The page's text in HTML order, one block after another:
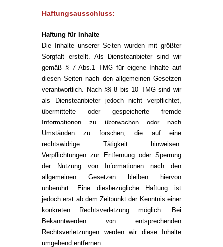
Haftungsausschluss:
Haftung für Inhalte
Die Inhalte unserer Seiten wurden mit größter
Sorgfalt erstellt. Als Diensteanbieter sind wir
gemäß § 7 Abs.1 TMG für eigene Inhalte auf
diesen Seiten nach den allgemeinen Gesetzen
verantwortlich. Nach §§ 8 bis 10 TMG sind wir
als Diensteanbieter jedoch nicht verpflichtet,
übermittelte oder gespeicherte fremde
Informationen zu überwachen oder nach
Umständen zu forschen, die auf eine
rechtswidrige Tätigkeit hinweisen.
Verpflichtungen zur Entfernung oder Sperrung
der Nutzung von Informationen nach den
allgemeinen Gesetzen bleiben hiervon
unberührt. Eine diesbezügliche Haftung ist
jedoch erst ab dem Zeitpunkt der Kenntnis einer
konkreten Rechtsverletzung möglich. Bei
Bekanntwerden von entsprechenden
Rechtsverletzungen werden wir diese Inhalte
umgehend entfernen.